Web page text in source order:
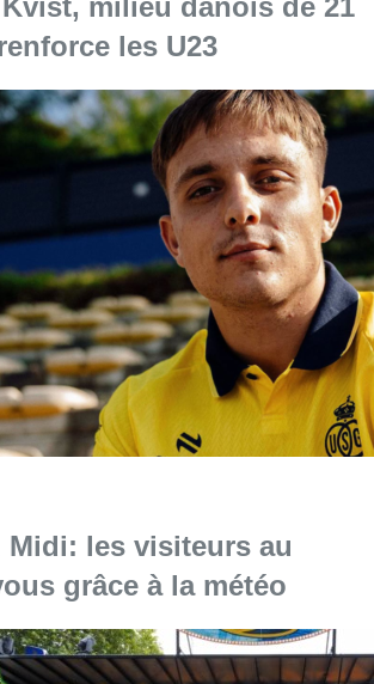
Consulter l'article "L’Union Saint-Gilloise
Midi: les visiteurs au
grâce à la météo